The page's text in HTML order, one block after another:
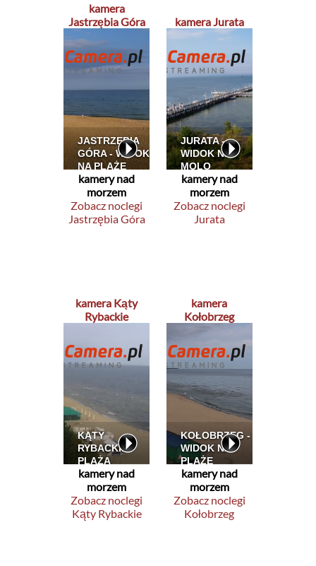
kamera
Jastrzębia Góra
kamery nad
morzem
Zobacz noclegi
Jastrzębia Góra
kamera Jurata
kamery nad
morzem
Zobacz noclegi
Jurata
kamera Kąty
Rybackie
kamery nad
morzem
Zobacz noclegi
Kąty Rybackie
kamera
Kołobrzeg
kamery nad
morzem
Zobacz noclegi
Kołobrzeg